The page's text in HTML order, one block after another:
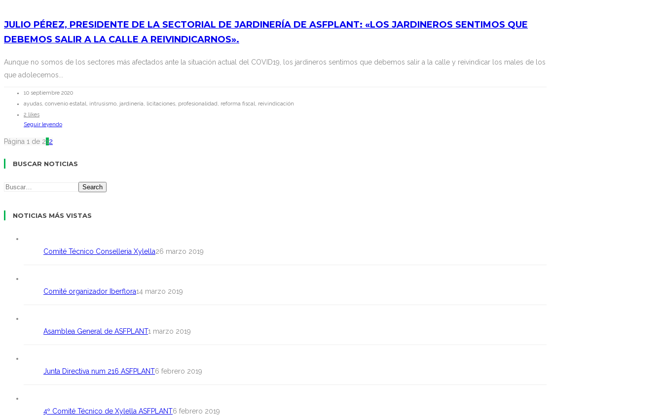
JULIO PÉREZ, PRESIDENTE DE LA SECTORIAL DE JARDINERÍA DE ASFPLANT: «LOS JARDINEROS SENTIMOS QUE
DEBEMOS SALIR A LA CALLE A REIVINDICARNOS».
Aunque no somos de los sectores más afectados ante la situación actual del COVID19, los jardineros sentimos que debemos salir a la calle y reivindicar los males de los
que adolecemos...
10 septiembre 2020
ayudas, convenio estatal, intrusismo, jardinería, licitaciones, profesionalidad, reforma fiscal, reivindicación
2 likes
Seguir leyendo
Página 1 de 212
BUSCAR NOTICIAS
Search
NOTICIAS MÁS VISTAS
Comité Técnico Conselleria Xylella26 marzo 2019
Comité organizador Iberflora14 marzo 2019
Asamblea General de ASFPLANT1 marzo 2019
Junta Directiva num 216 ASFPLANT6 febrero 2019
4º Comité Técnico de Xylella ASFPLANT6 febrero 2019